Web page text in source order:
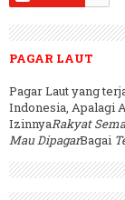
PAGAR LAUT
Pagar Laut yang
Indonesia, Apalagi
IzinnyaRakyat
Mau DipagarBagai